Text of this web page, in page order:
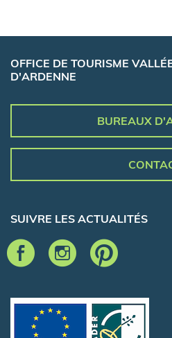
OFFICE DE TOURISME
D'ARDENNE
BUREAUX
SUIVRE LES ACTUALITÉS